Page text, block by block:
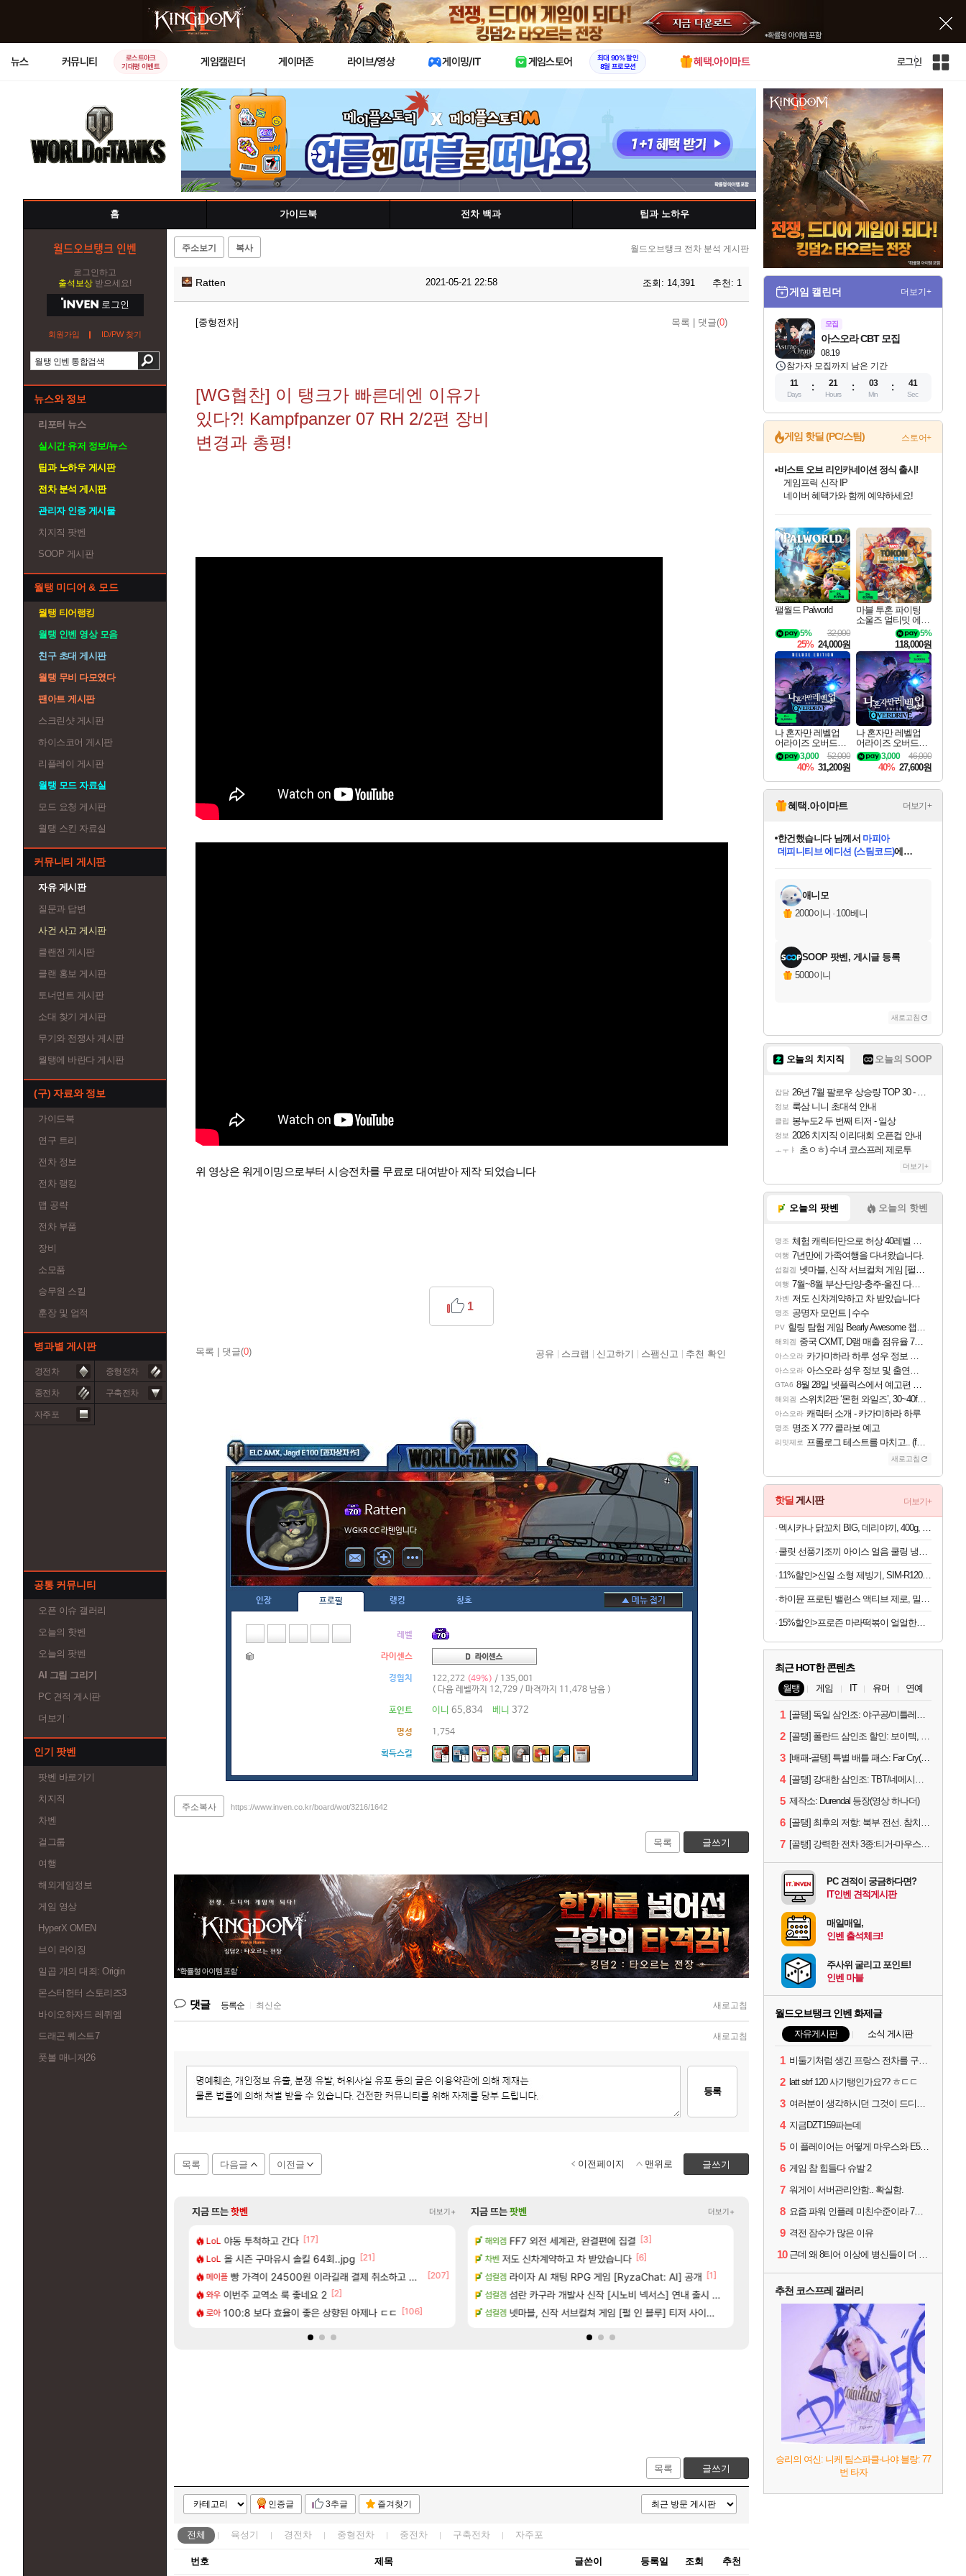
X
뉴스 커뮤니티
로스트아크
기대평 이벤트
게임캘린더 게이머존 라이브/영상 게이밍/IT 게임스토어
최대 90% 할인
8월 프로모션
혜택.아이마트 로그인
인
사
이
트
맵
홈 가이드북 전차 백과 팁과 노하우
월드오브탱크 인벤
로그인하고
출석보상 받으세요!
로그인
회원가입 ID/PW 찾기
뉴스와 정보
리포터 뉴스
실시간 유저 정보/뉴스
팁과 노하우 게시판
전차 분석 게시판
관리자 인증 게시물
치지직 팟벤
SOOP 게시판
월탱 미디어 & 모드
월탱 티어랭킹
월탱 인벤 영상 모음
친구 초대 게시판
월탱 무비 다모였다
팬아트 게시판
스크린샷 게시판
하이스코어 게시판
리플레이 게시판
월탱 모드 자료실
모드 요청 게시판
월탱 스킨 자료실
커뮤니티 게시판
자유 게시판
질문과 답변
사건 사고 게시판
클랜전 게시판
클랜 홍보 게시판
토너먼트 게시판
소대 찾기 게시판
무기와 전쟁사 게시판
월탱에 바란다 게시판
(구) 자료와 정보
가이드북
연구 트리
전차 정보
전차 랭킹
맵 공략
전차 부품
장비
소모품
승무원 스킬
훈장 및 업적
병과별 게시판
경전차 중형전차
중전차 구축전차
자주포
공통 커뮤니티
오픈 이슈 갤러리
오늘의 핫벤
오늘의 팟벤
AI 그림 그리기
PC 견적 게시판
더보기
인기 팟벤
팟벤 바로가기
치지직
차벤
걸그룹
여행
해외게임정보
게임 영상
HyperX OMEN
브이 라이징
일곱 개의 대죄: Origin
몬스터헌터 스토리즈3
바이오하자드 레퀴엠
드래곤 퀘스트7
풋볼 매니저26
주소보기 복사 월드오브탱크 전차 분석 게시판
Ratten 2021-05-21 22:58 조회: 14,391 추천: 1
[중형전차] 목록 댓글(0)
[WG협찬] 이 탱크가 빠른데엔 이유가
있다?! Kampfpanzer 07 RH 2/2편 장비
변경과 총평!
위 영상은 워게이밍으로부터 시승전차를 무료로 대여받아 제작 되었습니다
목록 | 댓글(0)
1
공유 스크랩 신고하기 스팸신고 추천 확인
Ratten
WGKR CC 라텐입니다
인장 프로필 랭킹 칭호
레벨
라이센스
경험치 122,272 (49%) / 135,001
( 다음 레벨까지 12,729 / 마격까지 11,478 남음 )
포인트 이니 65,834 베니 372
명성 1,754
획득스킬 9 1 5 5 1 5 5
주소복사 https://www.inven.co.kr/board/wot/3216/1642
목록 글쓰기
댓글 등록순 최신순 새로고침
새로고침
등록
목록 다음글 이전글 글쓰기
이전페이지 맨위로
지금 뜨는핫벤 더보기+
LoL 야동 투척하고 간다 [17]
LoL 올 시즌 구마유시 솔킬 64회..jpg [21]
메이플 빵 가격이 24500원 이라길래 결제 취소하고 나왔다
[207]
와우 이번주 교역소 룩 좋네요 2 [2]
로아 100:8 보다 효율이 좋은 상향된 아제나 ㄷㄷ [106]
리니지 클래식 아스테어 현재상황 악덕작업장몰락
메이플 빵값 문의 후기 [87]
메이플 챌린저#77777 저격했습니다! [103]
로아 벨가르딘 나이트메어 TOP 10 직업별 분포
[125]
LoL 페이즈 감상평 [2]
보상 공지 나온거 10추 하니 올리자
메이플 부산 헌혈 먹튀 ㄷㄷ.. [65]
메이플 신호등 2인 40%글 존나 긁히네 씨발 [207]
로아 벨가르딘 맛본 시점 민심 췤
장비 올환 이후 약 7개월
지금 뜨는팟벤 더보기+
비스트 비스트 오브 리인카네이션 정보/공략글 모음
리싱크드 리싱크드 1.06 패치노트 (8/5)
여행 동해바다 추암해수욕장
명조 체험 캐릭터만으로 허상 40레벨 하이와티아 5분 컷!｜에이메스·린네·모니에 명함
여행 국내에도 이쁜곳이 많은것 같습니다
해외겜 FF7 외전 세계관, 완결편에 집결 [3]
차벤 저도 신차계약하고 차 받았습니다 [6]
섭컬겜 라이자 AI 채팅 RPG 게임 [RyzaChat: AI] 공개 [1]
섭컬겜 섬란 카구라 개발사 신작 [시노비 넥서스] 연내 출시 예정
섭컬겜 넷마블, 신작 서브컬쳐 게임 [펄 인 블루] 티저 사이트 오픈
챕터별 길찾기/지도 공략 (1 ~ 12장)
해외겜 스위치2판 ‘몬헌 와일즈’, 30~40fps 목표
아주프로 4컷 만화 | 야간 보초는 너무 힘들어
여행 7년만에 가족여행을 다녀왔습니다.
쿠를 먼저 보내서 기습하는 법
목록 글쓰기
인증글 3추글 즐겨찾기
전체 육성기 경전차 중형전차 중전차 구축전차 자주포
번호 제목 글쓴이 등록일 조회 추천
게임 캘린더 더보기+
모집
08.19
아스오라 CBT 모집
참가자 모집까지 남은 기간
11
Days
21
Hours
03
Min
39
Sec
게임 핫딜 (PC/스팀) 스토어+
최대 90% 할인가를 만나보세요!
네이버혜택과 함께 만나보세요!
50%할인&추가 적립까지!
네이버 포인트 혜택까지!
이니&베니 혜택까지!
비스트 오브 리인카네이션 정식 출시!
게임프릭 신작 IP
네이버 혜택가와 함께 예약하세요!
할인&네이버혜택으로 만나보세요!
네이버페이 혜택과 만나보세요!
40주년 프로모션으로 만나보세요!
할인가에 만나보세요!
일부 에디션 상시 할인!
혜택으로 예약 판매 중
편안하게 충전하세요
팰월드 Palworld
32,000
5%
25% 24,000원
마블 투혼 파이팅
소울즈 얼티밋 에디
션 MARVEL Tokon
Fighting Souls Ultima
te Edition
5%
118,000원
나 혼자만 레벨업
어라이즈 오버드라
이브 디럭스 에디션
Solo Leveling Arise
Overdrive Deluxe Edi
tion
52,000
3,000
40% 31,200원
나 혼자만 레벨업
어라이즈 오버드라
이브 Solo Leveling A
rise
46,000
3,000
40% 27,600원
혜택.아이마트 더보기+
교환.
당첨되셨습니다.
당첨되셨습니다.
당첨되셨습니다.
프로틴스101님께서네이버페이 1만원
교환권 에 당첨되셨습니다.
당첨되셨습니다.
당첨되셨습니다.
당첨되셨습니다.
당첨되셨습니다.
에디션 (스팀코드)
당첨되셨습니다.
애니모
2000이니 · 100베니
SOOP 팟벤, 게시글 등록
5000이니
새로고침
오늘의 치지직 오늘의 SOOP
잡담 26년 7월 팔로우 상승량 TOP 30 - 월간 치지직
정보 룩삼 니니 초대석 안내
클립 봉누도2 두 번째 티저 - 일상
정보 2026 치지직 이리대회 오픈컵 안내
ㅗㅜㅑ 초ㅇㅎ) 수녀 코스프레 제로투
더보기+
오늘의 팟벤 오늘의 핫벤
명조 체험 캐릭터만으로 허상 40레벨 하이와티아 5분 컷!｜에이메스·린네·모니에 명함
여행 7년만에 가족여행을 다녀왔습니다.
섭컬겜 넷마블, 신작 서브컬쳐 게임 [펄 인 블루] 티저 사이트 오픈
여행 7월~8월 부산-단양-충주-울진 다녀왔어요~
차벤 저도 신차계약하고 차 받았습니다
명조 공명자 모먼트 | 수수
PV 힐링 탐험 게임 Bearly Awesome 챕터 1 트레일러
해외겜 중국 CXMT, D램 매출 점유율 7%…글로벌 4위로 부상
아스오라 카가미하라 하루 성우 정보 및 주요 필모
아스오라 아스오라 성우 정보 및 출연작 모음
GTA6 8월 28일 넷플릭스에서 예고편 공개 예정
해외겜 스위치2판 ‘몬헌 와일즈’, 30~40fps 목표 추정
아스오라 캐릭터 소개 - 카가미하라 하루
명조 명조 X ??? 콜라보 예고
리밋제로 프롤로그 테스트를 마치고.. (feat. 리아)
새로고침
핫딜 게시판 더보기+
멕시카나 닭꼬치 BIG, 데리야끼, 400g, 1봉 + 매콤숯불, 450g, 1봉
쿨릿 선풍기조끼 아이스 얼음 쿨링 냉풍 여름 조끼
11%할인>신일 소형 제빙기, SIM-R120BH, 본품만
하이뮨 프로틴 밸런스 액티브 제로, 밀크쉐이크, 250ml, 18개
15%할인>프로즌 마라떡볶이 얼얼한맛, 440g, 2개
최근 HOT한 콘텐츠
월탱 게임 IT 유머 연예
1 [골탱] 독일 삼인조: 야구공/미틀레러/예거
2 [골탱] 폴란드 삼인조 할인: 보이텍, 판체르닉, 그롬
3 [배패-골탱] 특별 배틀 패스: Far Cry(M-VII-Y)
4 [골탱] 강대한 삼인조: TBT/네메시스/LT-432
5 제작소: Durendal 등장(영상 하나더)
6 [골탱] 최후의 저항: 북부 전선. 참치캔 등
7 [골탱] 강력한 전차 3종:티거-마우스/콘트라딕셔스/스트릿식사
PC 견적이 궁금하다면?
IT인벤 견적게시판
매일매일,
인벤 출석체크!
주사위 굴리고 포인트!
인벤 마블
월드오브탱크 인벤 화제글
자유게시판 소식 게시판
1 비둘기처럼 생긴 프랑스 전차를 구매했스니다.
2 latt strf 120 사기탱인가요?? ㅎㄷㄷ
3 여러분이 생각하시던 그것이 드디어 나타났습니다
4 지금DZT159파는데
5 이 플레이어는 어떻게 마우스와 E5를 보유할수 있나요...?
6 게임 참 힘들다 슈발 2
7 워게이 서버관리안함.. 확실함.
8 요즘 파워 인플레 미친수준이라 7티어로 9탑방 걸리면
9 격전 잠수가 많은 이유
10 근데 왜 8티어 이상에 병신들이 더 많은거같죠?
추천 코스프레 갤러리
승리의 여신: 니케 팀스파클-나야 블랑: 77
번 타자